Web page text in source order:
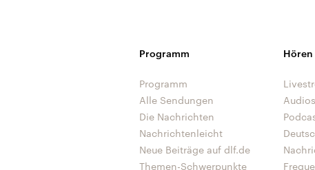
Programm
Programm
Alle Sendungen
Die Nachrichten
Nachrichtenleicht
Neue Beiträge auf dlf.de
Themen-Schwerpunkte
Hören
Audios